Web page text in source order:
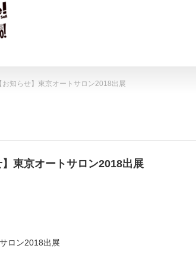
【お知らせ】東京オートサロン2018出展
】東京オートサロン2018出展
ロン2018出展